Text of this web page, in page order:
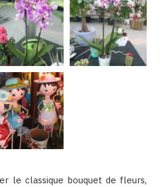
le classique bouquet de fleurs,